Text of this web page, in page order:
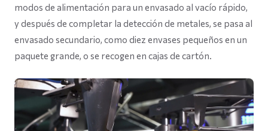
modos de alimentación para un envasado al vacío rápido,
y después de completar la detección de metales, se pasa al
envasado secundario, como diez envases pequeños en un
paquete grande, o se recogen en cajas de cartón.